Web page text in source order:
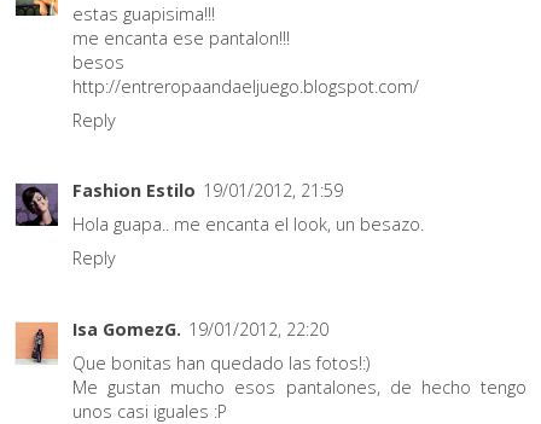
estas guapisima!!!
me encanta ese pantalon!!!
besos
http://entreropaandaeljuego.blogspot.com/
Reply
Fashion Estilo 19/01/2012, 21:59
Hola guapa.. me encanta el look, un besazo.
Reply
Isa GomezG. 19/01/2012, 22:20
Que bonitas han quedado las fotos!:)
Me gustan mucho esos pantalones, de hecho tengo
unos casi iguales :P